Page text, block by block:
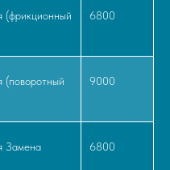
(фрикционный
6800
(поворотный
9000
Замена
6800